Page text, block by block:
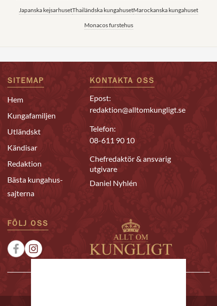
Japanska kejsarhusetThailändska kungahusetMarockanska kungahuset
Monacos furstehus
SITEMAP
Hem
Kungafamiljen
Utländskt
Kändisar
Redaktion
Bästa kungahus-
sajterna
KONTAKTA OSS
Epost:
redaktion@alltomkungligt.se
Telefon:
08-611 90 10
Chefredaktör & ansvarig
utgivare
Daniel Nyhlén
FÖLJ OSS